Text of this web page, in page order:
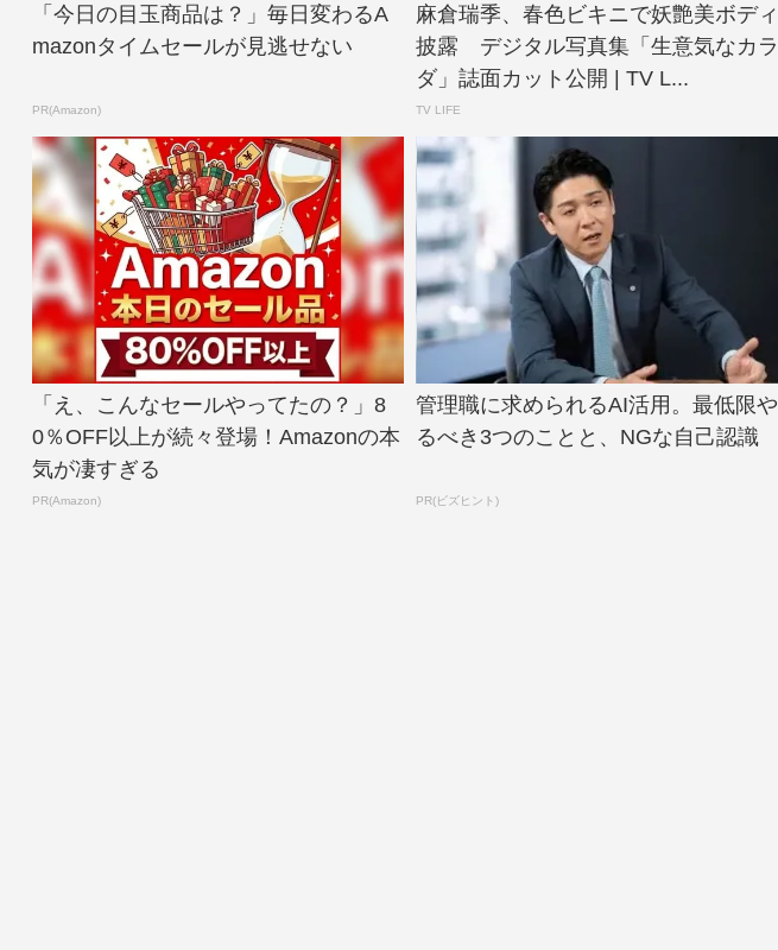
「今日の目玉商品は？」毎日変わるA
mazonタイムセールが見逃せない
PR(Amazon)
麻倉瑞季、春色ビキニで妖艶美ボディ
披露 デジタル写真集「生意気なカラ
ダ」誌面カット公開 | TV L...
TV LIFE
「え、こんなセールやってたの？」8
0％OFF以上が続々登場！Amazonの本
気が凄すぎる
PR(Amazon)
管理職に求められるAI活用。最低限や
るべき3つのことと、NGな自己認識
PR(ビズヒント)